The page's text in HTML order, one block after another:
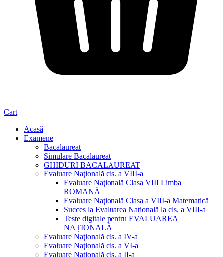
Cart
Acasă
Examene
Bacalaureat
Simulare Bacalaureat
GHIDURI BACALAUREAT
Evaluare Naţională cls. a VIII-a
Evaluare Naţională Clasa VIII Limba
ROMANĂ
Evaluare Naţională Clasa a VIII-a Matematică
Succes la Evaluarea Națională la cls. a VIII-a
Teste digitale pentru EVALUAREA
NAȚIONALĂ
Evaluare Naţională cls. a IV-a
Evaluare Naţională cls. a VI-a
Evaluare Naţională cls. a II-a